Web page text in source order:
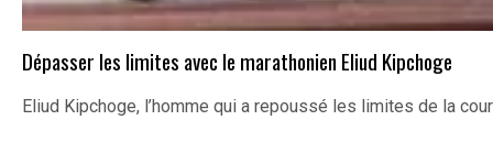
Dépasser les limites avec le marathonien Eliud Kipchoge
Eliud Kipchoge, l’homme qui a repoussé les limites de la